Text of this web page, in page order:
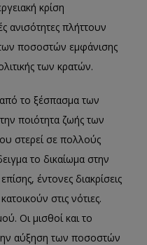
κρίση
ανισότητες πλήττουν
ποσοστών εμφάνισης
των κρατών.
από το ξέσπασμα των
ποιότητα ζωής των
στερεί σε πολλούς
το δικαίωμα στην
έντονες διακρίσεις
στις νότιες.
Οι μισθοί και το
αύξηση των ποσοστών